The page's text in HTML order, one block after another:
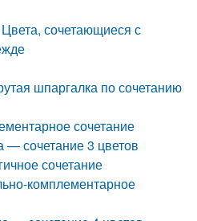
сочетающиеся с
шпаргалка по сочетанию
сочетание
сочетание 3 цветов
сочетание
комплементарное